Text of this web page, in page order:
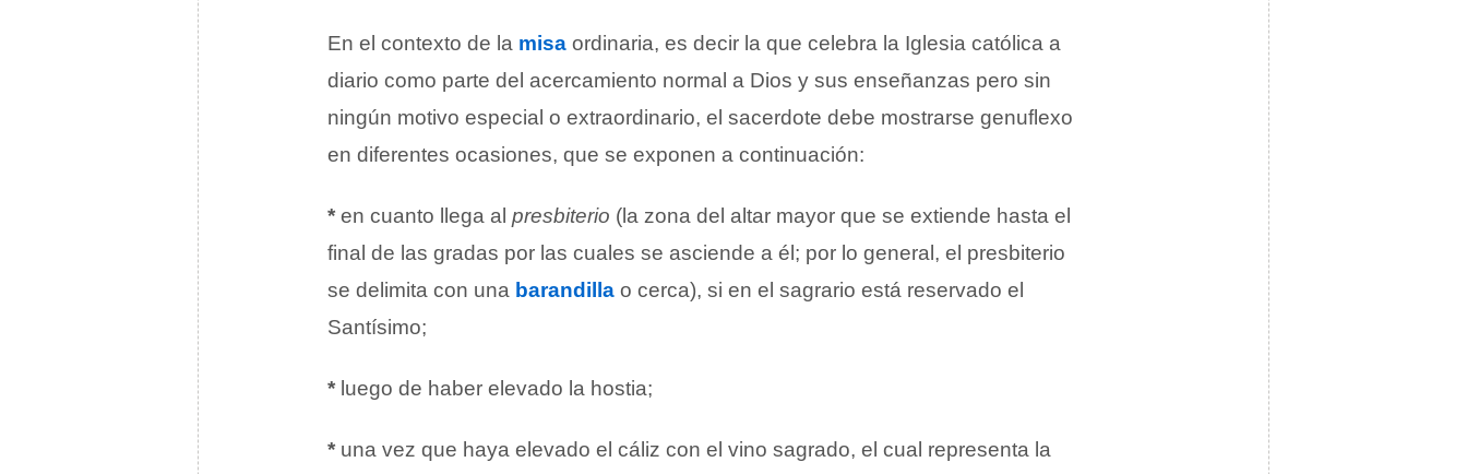
En el contexto de la misa ordinaria, es decir la que celebra la Iglesia católica a
diario como parte del acercamiento normal a Dios y sus enseñanzas pero sin
ningún motivo especial o extraordinario, el sacerdote debe mostrarse genuflexo
en diferentes ocasiones, que se exponen a continuación:
* en cuanto llega al presbiterio (la zona del altar mayor que se extiende hasta el
final de las gradas por las cuales se asciende a él; por lo general, el presbiterio
se delimita con una barandilla o cerca), si en el sagrario está reservado el
Santísimo;
* luego de haber elevado la hostia;
* una vez que haya elevado el cáliz con el vino sagrado, el cual representa la